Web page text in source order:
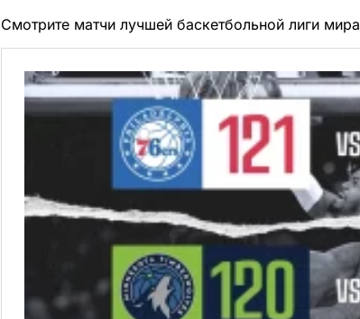
Смотрите матчи лучшей баскетбольной лиги мира